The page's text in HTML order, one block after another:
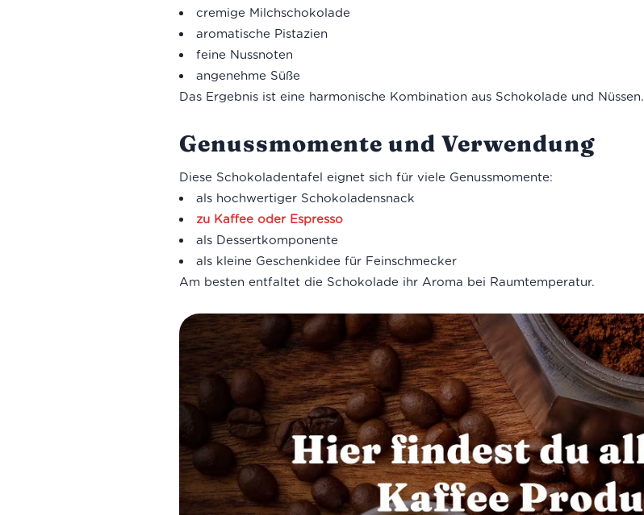
cremige Milchschokolade
aromatische Pistazien
feine Nussnoten
angenehme Süße
Das Ergebnis ist eine harmonische Kombination aus Schokolade und Nüssen.
Genussmomente und Verwendung
Diese Schokoladentafel eignet sich für viele Genussmomente:
als hochwertiger Schokoladensnack
zu Kaffee oder Espresso
als Dessertkomponente
als kleine Geschenkidee für Feinschmecker
Am besten entfaltet die Schokolade ihr Aroma bei Raumtemperatur.